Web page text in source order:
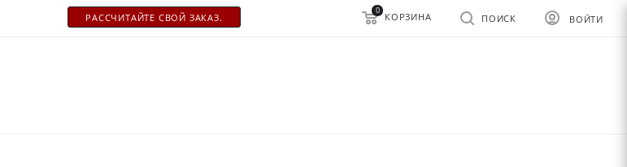
РАСCЧИТАЙТЕ СВОЙ ЗАКАЗ. ВОЙТИ
ПОИСК
0
КОРЗИНА